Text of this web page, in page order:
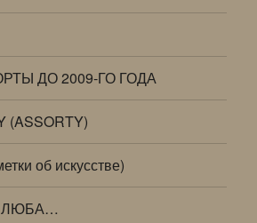
ДО 2009-ГО ГОДА
(ASSORTY)
об искусстве)
ЛЮБА…